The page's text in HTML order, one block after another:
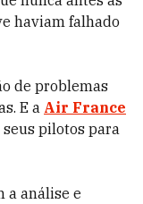
haviam falhado
de problemas
E a Air France
pilotos para
a análise e